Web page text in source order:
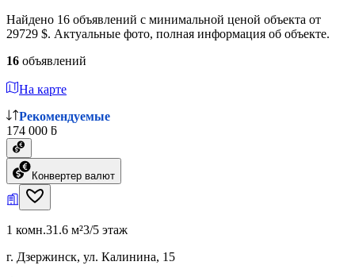
Найдено 16 объявлений с минимальной ценой объекта от
29729 $. Актуальные фото, полная информация об объекте.
16 объявлений
На карте
Рекомендуемые
174 000 ƃ
Конвертер валют
1 комн.31.6 м²3/5 этаж
г. Дзержинск, ул. Калинина, 15